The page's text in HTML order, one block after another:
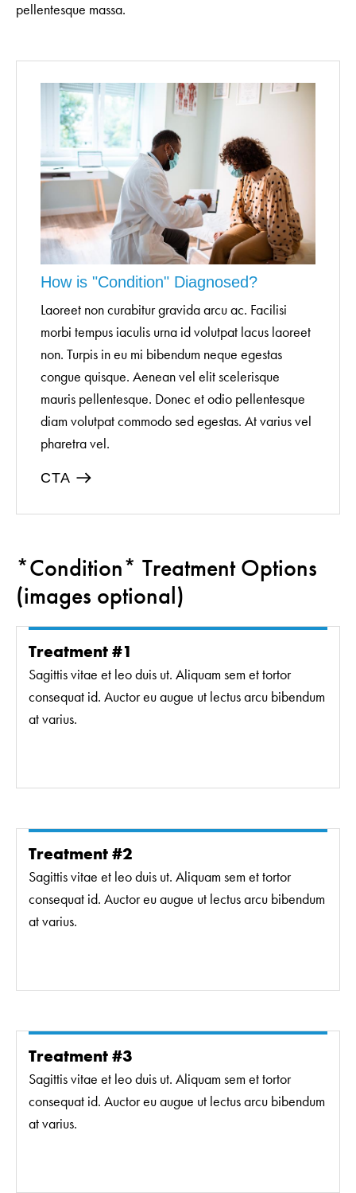
pellentesque massa.
How is "Condition" Diagnosed?
Laoreet non curabitur gravida arcu ac. Facilisi
morbi tempus iaculis urna id volutpat lacus laoreet
non. Turpis in eu mi bibendum neque egestas
congue quisque. Aenean vel elit scelerisque
mauris pellentesque. Donec et odio pellentesque
diam volutpat commodo sed egestas. At varius vel
pharetra vel.
CTA
*Condition* Treatment Options
(images optional)
Treatment #1
Sagittis vitae et leo duis ut. Aliquam sem et tortor
consequat id. Auctor eu augue ut lectus arcu bibendum
at varius.
Treatment #2
Sagittis vitae et leo duis ut. Aliquam sem et tortor
consequat id. Auctor eu augue ut lectus arcu bibendum
at varius.
Treatment #3
Sagittis vitae et leo duis ut. Aliquam sem et tortor
consequat id. Auctor eu augue ut lectus arcu bibendum
at varius.